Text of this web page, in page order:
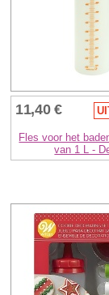
11,40 €
Fles voor het
van 1 L -